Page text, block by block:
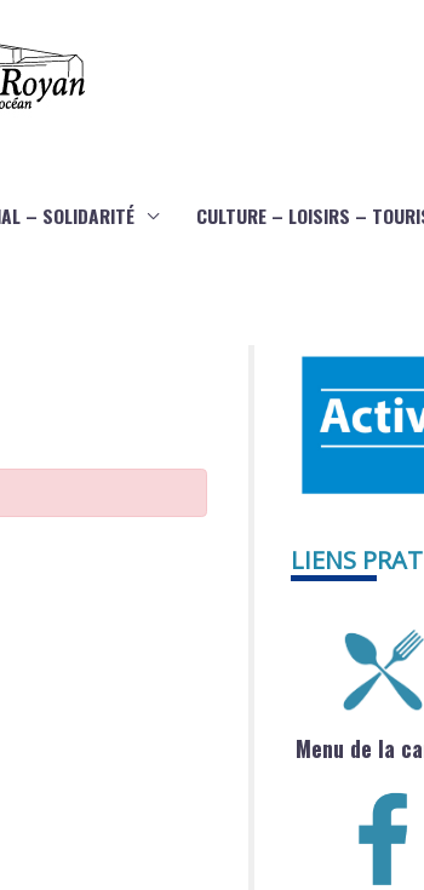
– SOLIDARITÉ CULTURE – LOISIRS –
LIENS
Menu de la